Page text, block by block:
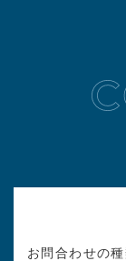
お問合わせの